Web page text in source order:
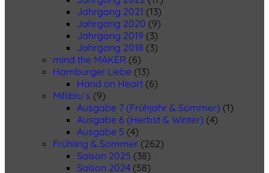
Jahrgang 2021 (13)
Jahrgang 2020 (9)
Jahrgang 2019 (3)
Jahrgang 2018 (3)
mind the MAKER (6)
Hamburger Liebe (13)
Hand on Heart (6)
Milliblu´s (9)
Ausgabe 7 (Frühjahr & Sommer) (1)
Ausgabe 6 (Herbst & Winter) (4)
Ausgabe 5 (4)
Frühling & Sommer (262)
Saison 2025 (38)
Saison 2024 (58)